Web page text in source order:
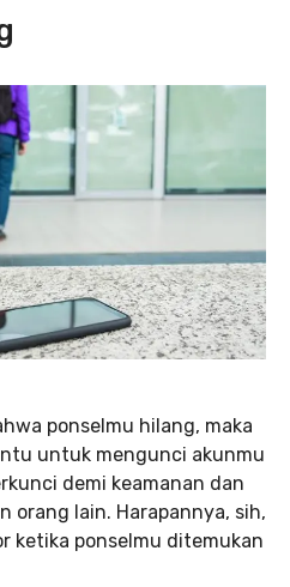
ponselmu hilang, maka
untuk mengunci akunmu
demi keamanan dan
orang lain. Harapannya, sih,
ketika ponselmu ditemukan